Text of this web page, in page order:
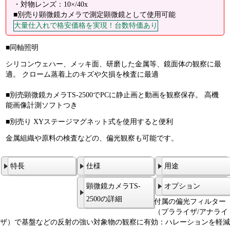
・対物レンズ：10×/40x
■別売り顕微鏡カメラで測定顕微鏡として使用可能
大量仕入れで格安価格を実現！台数特価あり
■同軸照明
シリコンウェハー、メッキ面、研磨した金属等、鏡面体の観察に最
適。 クローム蒸着上のキズや欠損を検査に最適
■別売顕微鏡カメラTS-2500でPCに静止画と動画を観察保存。 高機
能画像計測ソフトつき
■別売り XYステージマグネット式を使用すると便利
金属組織や原料の検査などの、偏光観察も可能です。
特長 仕様
顕微鏡カメラTS-
2500の詳細
用途
オプション
付属の偏光フィルター
（プラライザ/アナライ
ザ）で基盤などの反射の強い対象物の観察に有効：ハレーションを軽減